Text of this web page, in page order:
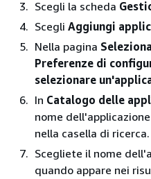
Scegli la scheda
Scegli Aggiungi
Nella pagina
Preferenze di
selezionare
In Catalogo delle
nome
nella casella di ricerca.
Scegliete il nome
quando appare nei